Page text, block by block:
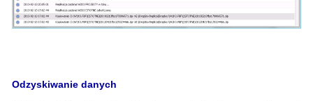
Odzyskiwanie danych